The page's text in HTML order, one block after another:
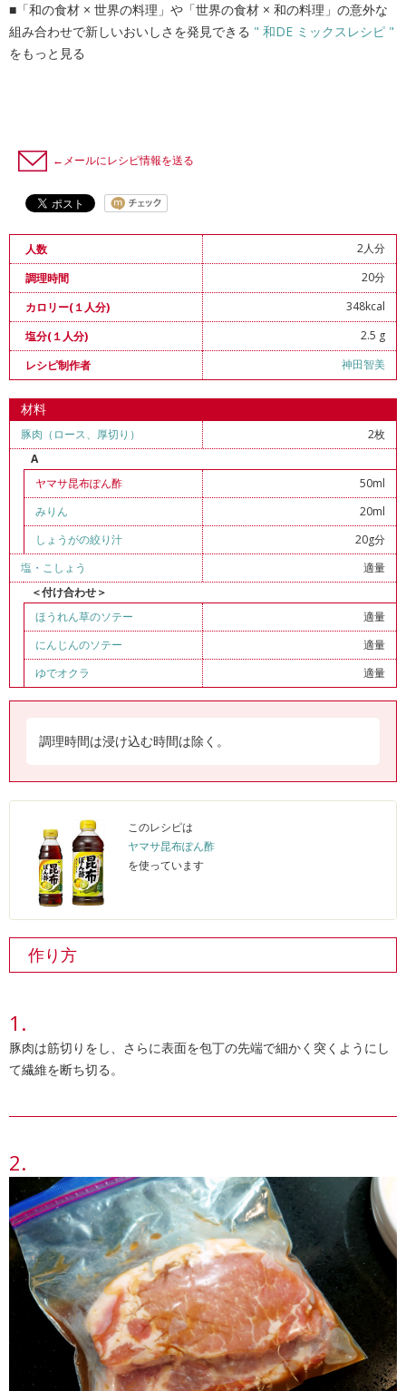
■「和の食材 × 世界の料理」や「世界の食材 × 和の料理」の意外な
組み合わせで新しいおいしさを発見できる " 和DE ミックスレシピ "
をもっと見る
←メールにレシピ情報を送る
人数
2人分
調理時間
20分
カロリー(１人分)
348kcal
塩分(１人分)
2.5 g
レシピ制作者
神田智美
材料
豚肉（ロース、厚切り）
2枚
A
ヤマサ昆布ぽん酢
50ml
みりん
20ml
しょうがの絞り汁
20g分
塩 ・ こしょう
適量
＜付け合わせ＞
ほうれん草のソテー
適量
にんじんのソテー
適量
ゆでオクラ
適量
調理時間は浸け込む時間は除く。
このレシピは
ヤマサ昆布ぽん酢
を使っています
作り方
豚肉は筋切りをし、さらに表面を包丁の先端で細かく突くようにし
て繊維を断ち切る。